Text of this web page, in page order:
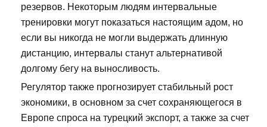
резервов. Некоторым людям интервальные
тренировки могут показаться настоящим адом, но
если вы никогда не могли выдержать длинную
дистанцию, интервалы станут альтернативой
долгому бегу на выносливость.
Регулятор также прогнозирует стабильный рост
экономики, в основном за счет сохраняющегося в
Европе спроса на турецкий экспорт, а также за счет